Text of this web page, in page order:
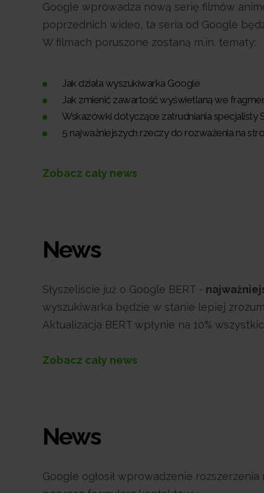
Google wprowadza nową serię filmów
poprzednich wideo, ta seria od Google
W filmach poruszone zostaną m.in. tematy:
Jak działa wyszukiwarka Google
Jak zmienić zawartość wyświetlaną we
Wskazówki dotyczące zatrudniania specjalisty
5 najważniejszych rzeczy do rozważenia na
Zobacz cały news
News
Słyszeliście już o Google BERT -
wyszukiwarka będzie w stanie lepiej
Aktualizacja BERT wpłynie na 10%
Zobacz cały news
News
Google ogłosił wprowadzenie